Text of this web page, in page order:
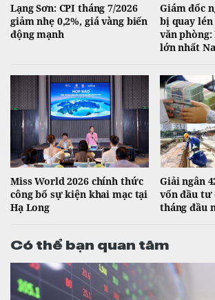
Lạng Sơn: CPI tháng 7/2026
giảm nhẹ 0,2%, giá vàng biến
động mạnh
Giám đốc
bị quay
văn phòng:
lớn nhất
Miss World 2026 chính thức
công bố sự kiện khai mạc tại
Hạ Long
Giải ngân
vốn đầu tư
tháng đầu
Có thể bạn quan tâm